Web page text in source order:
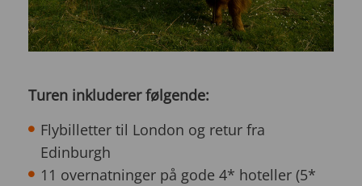
Turen inkluderer følgende:
Flybilletter til London og retur fra
Edinburgh
11 overnatninger på gode 4* hoteller (5*